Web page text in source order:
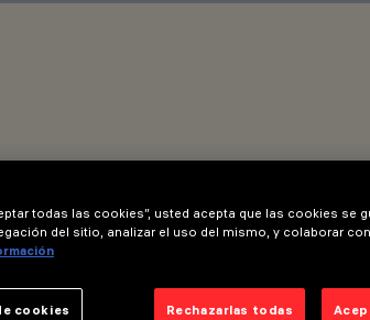
todas las cookies”, usted acepta que las cookies se
del sitio, analizar el uso del mismo, y colaborar
Rechazarlas todas
cookies